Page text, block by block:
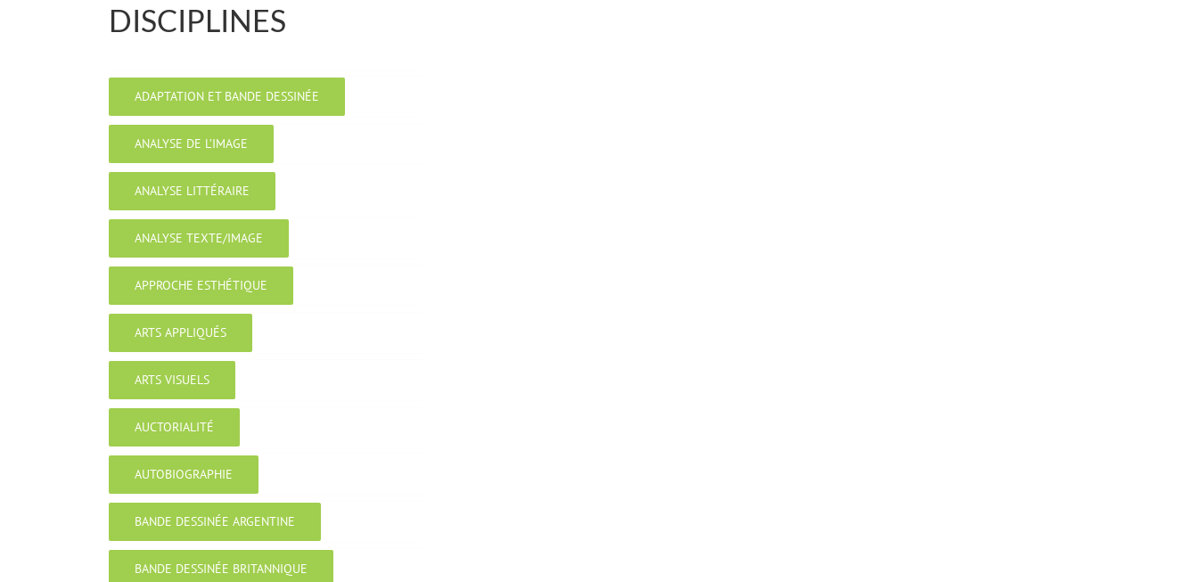
DISCIPLINES
ADAPTATION ET BANDE DESSINÉE
ANALYSE DE L’IMAGE
ANALYSE LITTÉRAIRE
ANALYSE TEXTE/IMAGE
APPROCHE ESTHÉTIQUE
ARTS APPLIQUÉS
ARTS VISUELS
AUCTORIALITÉ
AUTOBIOGRAPHIE
BANDE DESSINÉE ARGENTINE
BANDE DESSINÉE BRITANNIQUE